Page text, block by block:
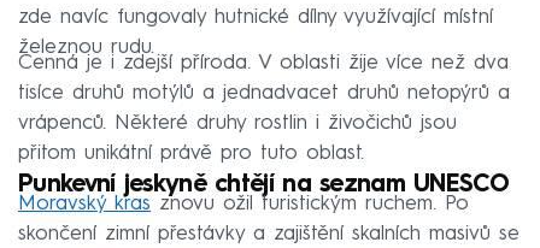
zde navíc fungovaly hutnické dílny využívající místní
železnou rudu.
Cenná je i zdejší příroda. V oblasti žije více než dva
tisíce druhů motýlů a jednadvacet druhů netopýrů a
vrápenců. Některé druhy rostlin i živočichů jsou
přitom unikátní právě pro tuto oblast.
Punkevní jeskyně chtějí na seznam UNESCO
Moravský kras znovu ožil turistickým ruchem. Po
skončení zimní přestávky a zajištění skalních masivů se